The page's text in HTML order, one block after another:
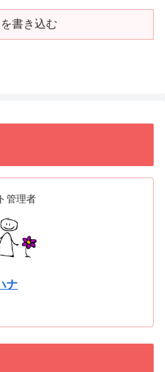
書き込む
管理者
ナ